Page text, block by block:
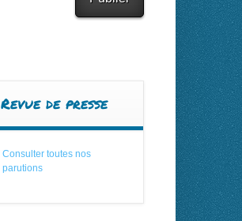
Revue de presse
Consulter toutes nos
parutions